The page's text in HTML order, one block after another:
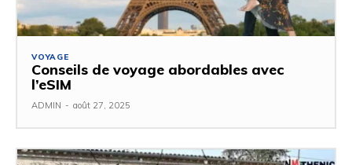
VOYAGE
Conseils de voyage abordables avec
l’eSIM
ADMIN - août 27, 2025